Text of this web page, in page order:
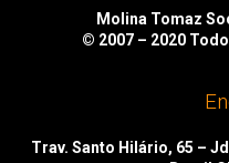
Molina Tomaz
© 2007 – 2020
Trav. Santo Hilário, 65 –